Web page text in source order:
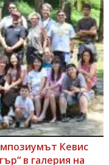
Кевис
в галерия на